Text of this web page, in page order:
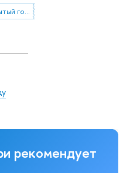
Университет, открытый городу
рекомендует